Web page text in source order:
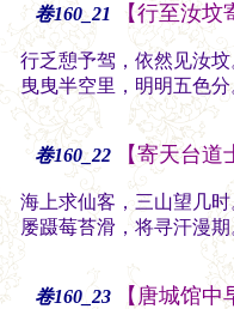
卷160_21 【行至汝
行乏憩予驾，依然见汝
曳曳半空里，明明五色
卷160_22 【寄天台道
海上求仙客，三山望几
屡蹑莓苔滑，将寻汗漫
卷160_23 【唐城馆